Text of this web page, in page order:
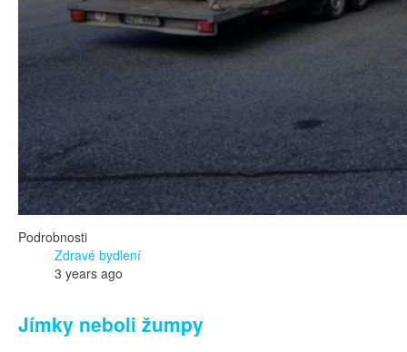
Podrobnosti
Zdravé bydlení
3 years ago
Jímky neboli žumpy